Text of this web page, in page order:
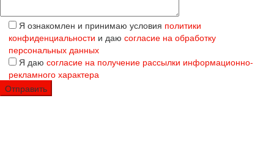
Я ознакомлен и принимаю условия политики
конфиденциальности и даю согласие на обработку
персональных данных
Я даю согласие на получение рассылки информационно-
рекламного характера